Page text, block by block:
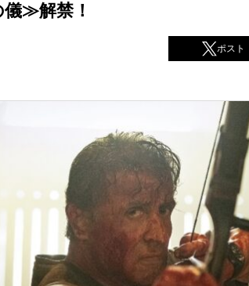
≫解禁！
ポスト